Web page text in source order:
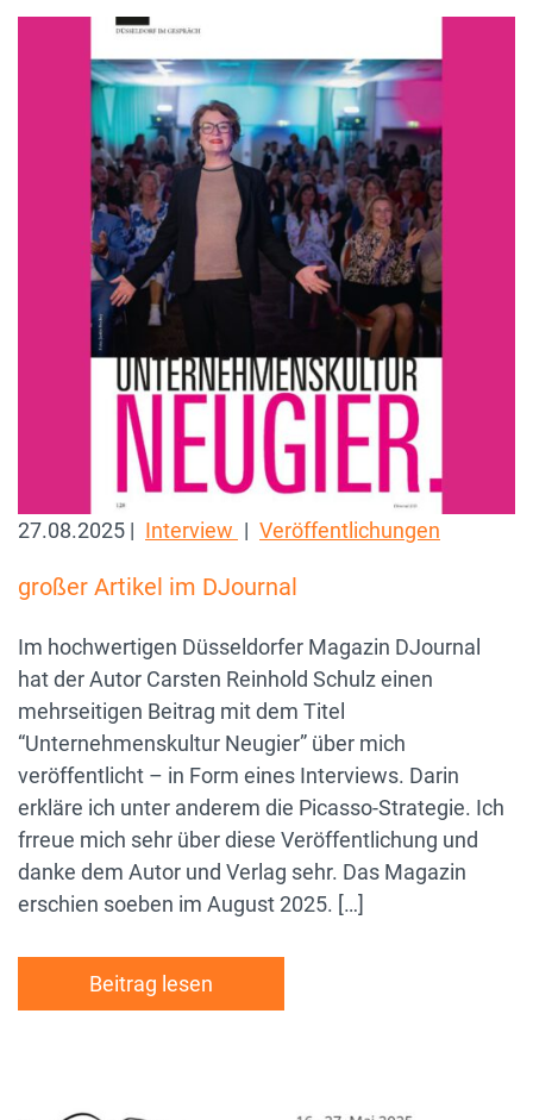
27.08.2025 | Interview | Veröffentlichungen
großer Artikel im DJournal
Im hochwertigen Düsseldorfer Magazin DJournal
hat der Autor Carsten Reinhold Schulz einen
mehrseitigen Beitrag mit dem Titel
“Unternehmenskultur Neugier” über mich
veröffentlicht – in Form eines Interviews. Darin
erkläre ich unter anderem die Picasso-Strategie. Ich
frreue mich sehr über diese Veröffentlichung und
danke dem Autor und Verlag sehr. Das Magazin
erschien soeben im August 2025. […]
Beitrag lesen